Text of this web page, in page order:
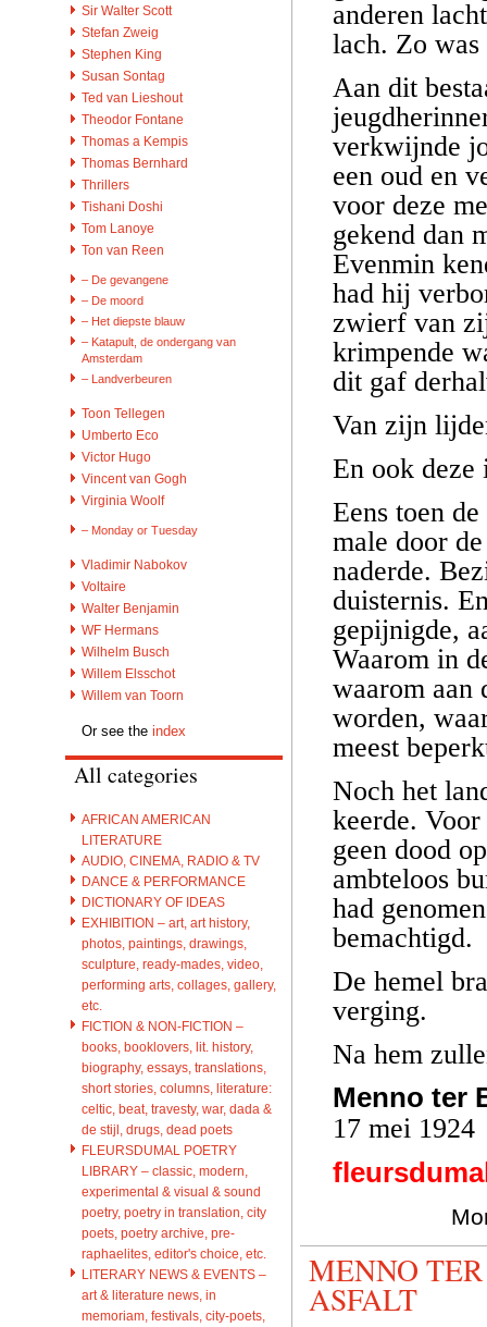
Sir Walter Scott
Stefan Zweig
Stephen King
Susan Sontag
Ted van Lieshout
Theodor Fontane
Thomas a Kempis
Thomas Bernhard
Thrillers
Tishani Doshi
Tom Lanoye
Ton van Reen
– De gevangene
– De moord
– Het diepste blauw
– Katapult, de ondergang van
Amsterdam
– Landverbeuren
Toon Tellegen
Umberto Eco
Victor Hugo
Vincent van Gogh
Virginia Woolf
– Monday or Tuesday
Vladimir Nabokov
Voltaire
Walter Benjamin
WF Hermans
Wilhelm Busch
Willem Elsschot
Willem van Toorn
Or see the index
All categories
AFRICAN AMERICAN
LITERATURE
AUDIO, CINEMA, RADIO & TV
DANCE & PERFORMANCE
DICTIONARY OF IDEAS
EXHIBITION – art, art history,
photos, paintings, drawings,
sculpture, ready-mades, video,
performing arts, collages, gallery,
etc.
FICTION & NON-FICTION –
books, booklovers, lit. history,
biography, essays, translations,
short stories, columns, literature:
celtic, beat, travesty, war, dada &
de stijl, drugs, dead poets
FLEURSDUMAL POETRY
LIBRARY – classic, modern,
experimental & visual & sound
poetry, poetry in translation, city
poets, poetry archive, pre-
raphaelites, editor's choice, etc.
LITERARY NEWS & EVENTS –
art & literature news, in
memoriam, festivals, city-poets,
anderen
lach. Zo
Aan dit
verkwijnde
een oud en
voor deze
gekend dan
Evenmin
had hij
zwierf van
krimpende
dit gaf
Van zijn
En ook deze
Eens toen
male door
naderde.
duisternis.
gepijnigde,
Waarom in
waarom aan
worden,
meest
Noch het
keerde. Voor
geen dood
ambteloos
had
bemachtigd.
De hemel
verging.
Na hem
Menno ter
17 mei 1924
MENNO
ASFALT